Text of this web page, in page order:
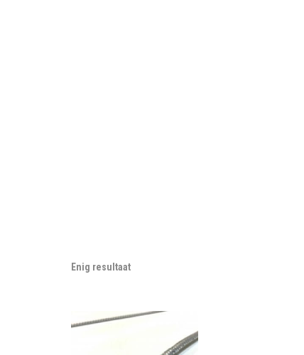
Enig resultaat